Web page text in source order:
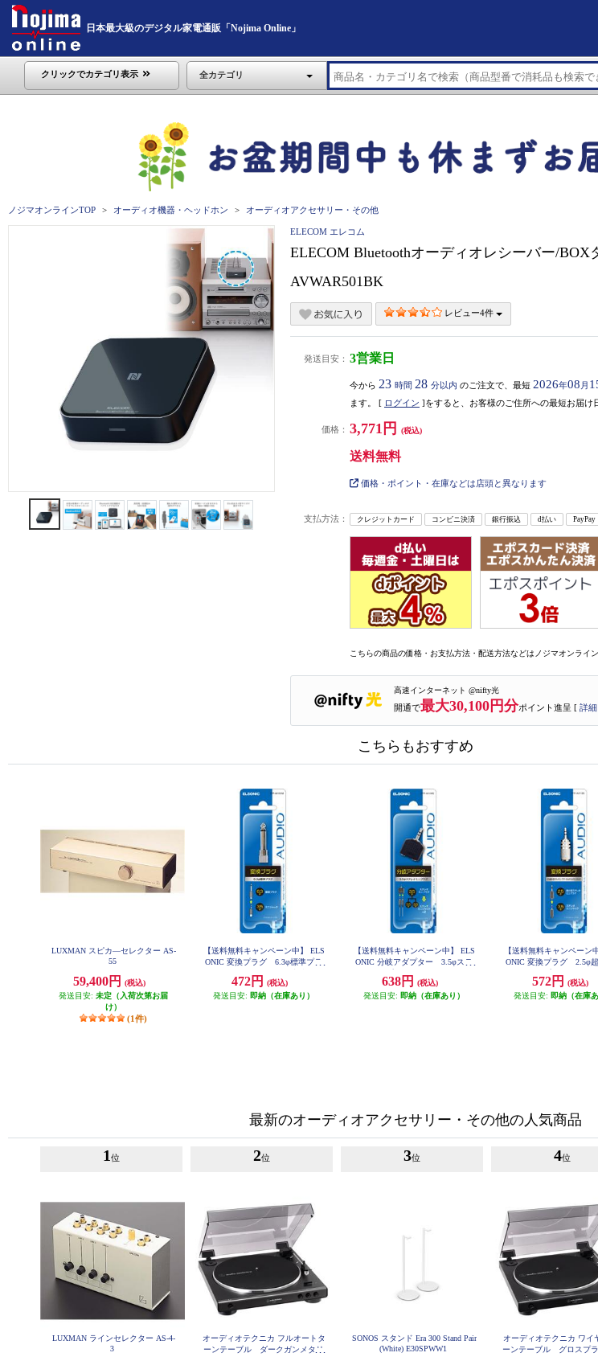
日本最大級のデジタル家電通販「Nojima Online」
クリックでカテゴリ表示 全カテゴリ
ノジマオンラインTOP オーディオ機器・ヘッドホン オーディオアクセサリー・その他
ELECOM エレコム
ELECOM Bluetoothオーディオレシーバー/BOX
AVWAR501BK
レビュー4件
発送目安： 3営業日
今から 23 時間 28 分以内 のご注文で、最短 2026年08 月
ます。 [ ログイン ]をすると、お客様のご住所への最短お届け
価格： 3,771円 (税込)
送料無料
価格・ポイント・在庫などは店頭と異なります
支払方法： クレジットカード コンビニ決済 銀行振込 d払い PayPay
こちらの商品の価格・お支払方法・配送方法などはノジマオンライ
高速インターネット @nifty光
開通で最大30,100円分ポイント進呈 [ 詳細
こちらもおすすめ
LUXMAN スピカ―セレクター AS-
55
59,400円
(税込)
発送目安: 未定（入荷次第お届
け）
(1件)
【送料無料キャンペーン中】 ELS
ONIC 変換プラグ 6.3φ標準プラ
AV101M
472円
(税込)
発送目安: 即納（在庫あり）
【送料無料キャンペーン中】 ELS
ONIC 分岐アダプター 3.5φステ
ャックX2へ分岐 EFP-AV108S
638円
(税込)
発送目安: 即納（在庫あり）
【送料無料キャンペーン
ONIC 変換プラグ 2.5φ
ニジャック EFP-
572円
(税込)
発送目安: 即納（在庫あ
最新のオーディオアクセサリー・その他の人気商品
1 位
LUXMAN ラインセレクター AS-4-
3
2位
オーディオテクニカ フルオートタ
ーンテーブル ダークガンメタリ
3位
SONOS スタンド Era 300 Stand Pair
(White) E30SPWW1
4位
オーディオテクニカ ワイ
ーンテーブル グロスプ